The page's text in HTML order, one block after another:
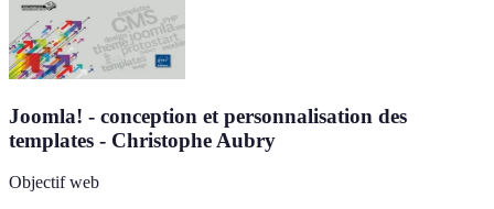
Joomla! - conception et personnalisation des
templates - Christophe Aubry
Objectif web